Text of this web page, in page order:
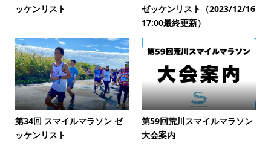
ッケンリスト
ゼッケンリスト（2023/12/16
17:00最終更新）
第34回 スマイルマラソン ゼ
ッケンリスト
第59回荒川スマイルマラソン
大会案内